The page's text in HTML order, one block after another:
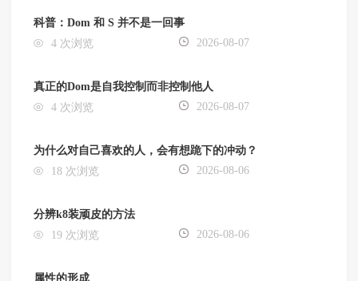
科普：Dom 和 S 并不是一回事
4 次浏览
2026-08-07
真正的Dom是自我控制而非控制他人
4 次浏览
2026-08-07
为什么对自己喜欢的人，会有想跪下的冲动？
18 次浏览
2026-08-06
分辨k8装顽皮的方法
19 次浏览
2026-08-06
属性的形成